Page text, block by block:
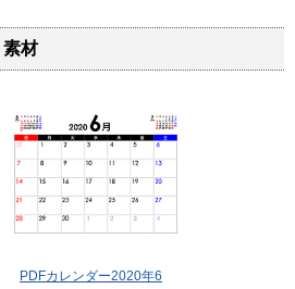
素材
PDFカレンダー2020年6